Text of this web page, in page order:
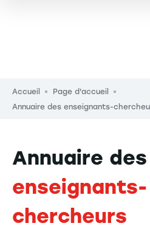
Fil d'Ariane
Accueil
Page d'accueil
Annuaire des enseignants-
Annuaire des
enseignants-
chercheurs